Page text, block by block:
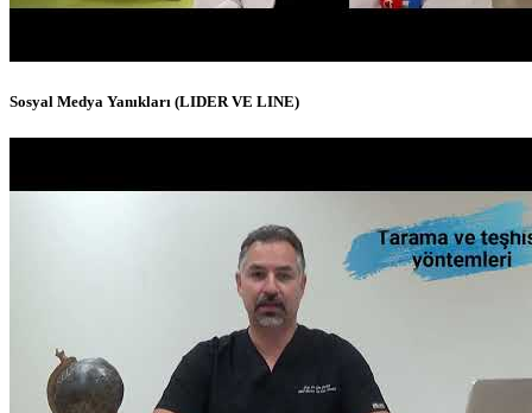
Sosyal Medya Yanıkları (LIDER VE LINE)